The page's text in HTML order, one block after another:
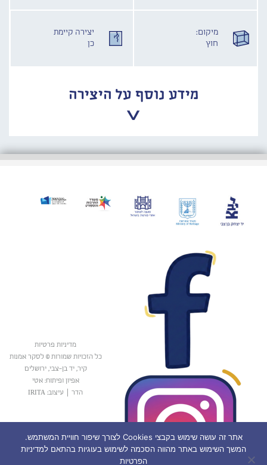
מיקום:
חוץ
יצירה קיימת
כן
מידע נוסף על היצירה
מדיניות פרטיות
כל הזכויות שמורות © לסקר אמנות
קיר, יד בן-צבי, ירושלים
אפיון ופיתוח: אטי
הדר
עיצוב: IRITA
אתר זה עושה שימוש בקבצי Cookies לצורך שיפור חוויית המשתמש.
המשך השימוש באתר מהווה הסכמה לשימוש בעוגיות בהתאם למדיניות
הפרטיות